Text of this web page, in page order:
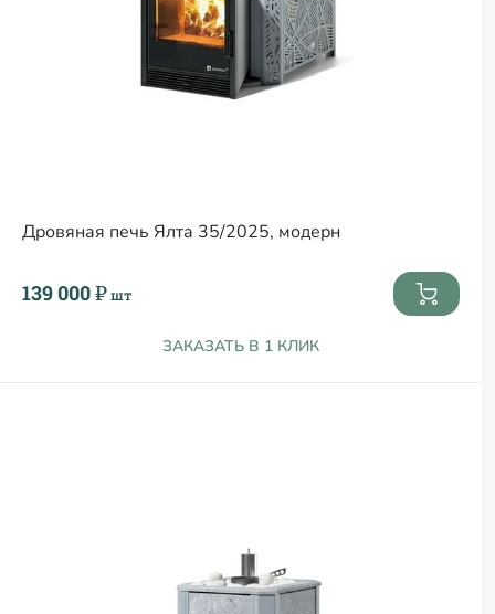
Дровяная печь Ялта 35/2025, модерн
139 000 ₽шт
ЗАКАЗАТЬ В 1 КЛИК